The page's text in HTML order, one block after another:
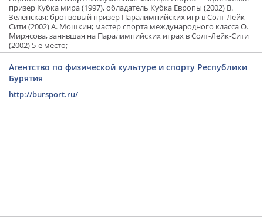
призер Кубка мира (1997), обладатель Кубка Европы (2002) В.
Зеленская; бронзовый призер Паралимпийских игр в Солт-Лейк-
Сити (2002) А. Мошкин; мастер спорта международного класса О.
Мирясова, занявшая на Паралимпийских играх в Солт-Лейк-Сити
(2002) 5-е место;
Агентство по физической культуре и спорту Республики
Бурятия
http://bursport.ru/